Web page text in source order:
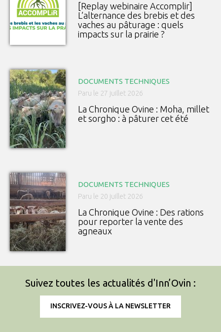
[Replay webinaire Accomplir]
L’alternance des brebis et des
vaches au pâturage : quels
impacts sur la prairie ?
DOCUMENTS TECHNIQUES
Paru le 27 juillet 2026
La Chronique Ovine : Moha, millet
et sorgho : à pâturer cet été
DOCUMENTS TECHNIQUES
Paru le 20 juillet 2026
La Chronique Ovine : Des rations
pour reporter la vente des
agneaux
Suivez toutes les actualités d'Inn’Ovin :
INSCRIVEZ-VOUS À LA NEWSLETTER